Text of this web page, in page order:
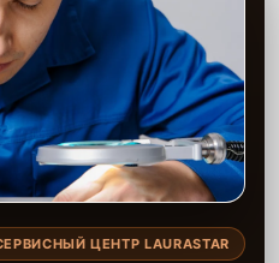
ЦЕНТР LAURASTAR